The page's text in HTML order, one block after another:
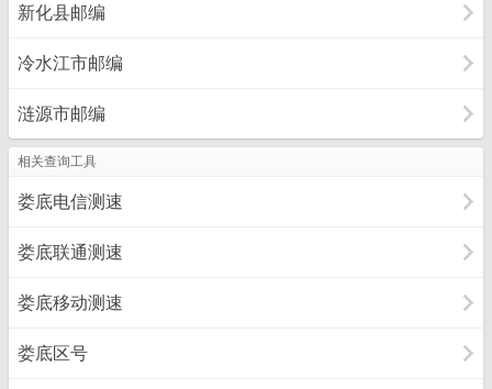
新化县邮编
冷水江市邮编
涟源市邮编
相关查询工具
娄底电信测速
娄底联通测速
娄底移动测速
娄底区号